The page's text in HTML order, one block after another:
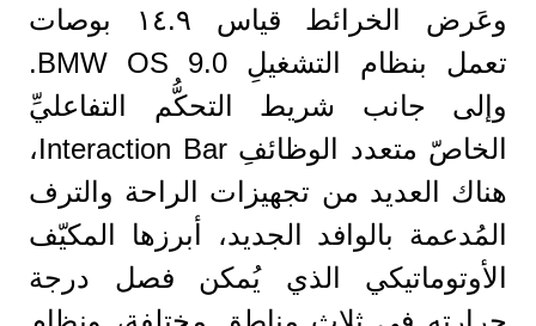
وعَرض الخرائط قياس ١٤.٩ بوصات
تعمل بنظام التشغيلِ BMW OS 9.0.
وإلى جانب شريط التحكُّم التفاعليِّ
الخاصّ متعدد الوظائفِ Interaction Bar،
هناك العديد من تجهيزات الراحة والترف
المُدعمة بالوافد الجديد، أبرزها المكيّف
الأوتوماتيكي الذي يُمكن فصل درجة